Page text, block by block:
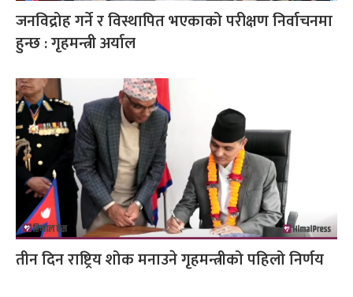
जनविद्रोह गर्ने र विस्थापित भएकाको परीक्षण निर्वाचनमा
हुन्छ : गृहमन्त्री अर्याल
तीन दिन राष्ट्रिय शोक मनाउने गृहमन्त्रीको पहिलो निर्णय